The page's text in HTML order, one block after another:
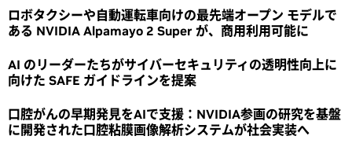
ロボタクシーや自動運転車向けの最先端オープン モデルで
ある NVIDIA Alpamayo 2 Super が、商用利用可能に
AI のリーダーたちがサイバーセキュリティの透明性向上に
向けた SAFE ガイドラインを提案
口腔がんの早期発見をAIで支援：NVIDIA参画の研究を基盤
に開発された口腔粘膜画像解析システムが社会実装へ